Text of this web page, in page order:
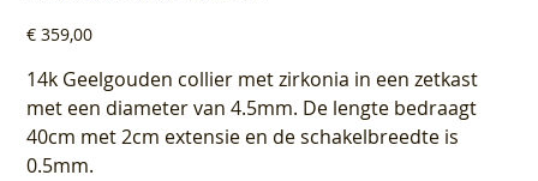
Prijs
€ 359,00
14k Geelgouden collier met zirkonia in een zetkast
met een diameter van 4.5mm. De lengte bedraagt
40cm met 2cm extensie en de schakelbreedte is
0.5mm.